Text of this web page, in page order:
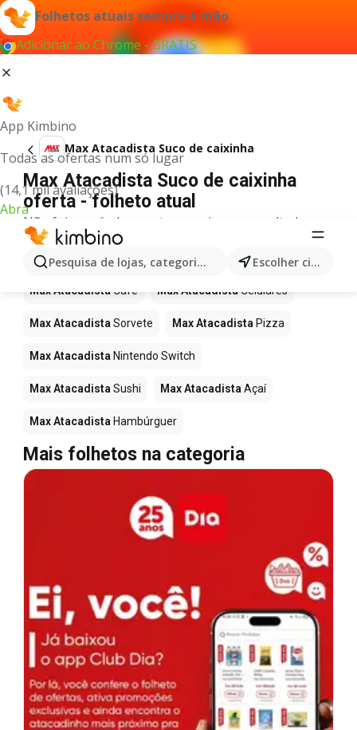
Folhetos atuais sempre à mão
Adicionar ao Chrome - GRÁTIS
App Kimbino
Todas as ofertas num só lugar
(14,1 mil avaliações)
Abra
Pesquisa de lojas, categorias,produtos... Escolher cidade
Max Atacadista Suco de caixinha
Max Atacadista Suco de caixinha
oferta - folheto atual
Não foi possível encontrar quaisquer resultados
para este termo.
Mais produtos em Max Atacadista
Max Atacadista Café Max Atacadista Celulares
Max Atacadista Sorvete Max Atacadista Pizza
Max Atacadista Nintendo Switch
Max Atacadista Sushi Max Atacadista Açaí
Max Atacadista Hambúrguer
Mais folhetos na categoria